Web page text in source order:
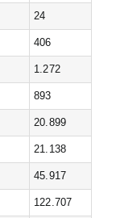
24
406
1.272
893
20.899
21.138
45.917
122.707